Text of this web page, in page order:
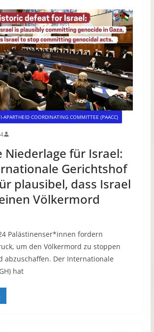
APARTHEID COORDINATING COMMITTEE (PAACC)
Niederlage für Israel:
Gerichtshof
plausibel, dass Israel
Völkermord
Palästinenser*innen fordern
um den Völkermord zu stoppen
abzuschaffen. Der Internationale
hat